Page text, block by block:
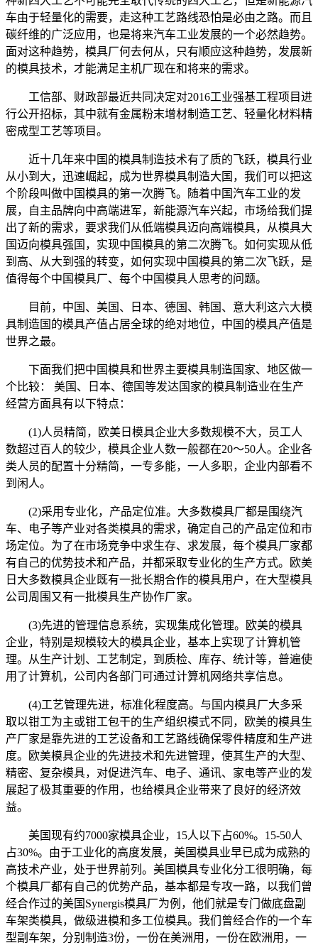
车由于轻量化的需要，走这种工艺路线恐怕是必由之路。而且
碳纤维的广泛应用，也是将来汽车工业发展的一个必然趋势。
面对这种趋势，模具厂何去何从，只有顺应这种趋势，发展新
的模具技术，才能满足主机厂现在和将来的需求。
工信部、财政部最近共同决定对2016工业强基工程项目进
行公开招标，其中就有金属粉末增材制造工艺、轻量化材料精
密成型工艺等项目。
近十几年来中国的模具制造技术有了质的飞跃，模具行业
从小到大，迅速崛起，成为世界模具制造大国，我们可以把这
个阶段叫做中国模具的第一次腾飞。随着中国汽车工业的发
展，自主品牌向中高端进军，新能源汽车兴起，市场给我们提
出了新的需求，要求我们从低端模具迈向高端模具，从模具大
国迈向模具强国，实现中国模具的第二次腾飞。如何实现从低
到高、从大到强的转变，如何实现中国模具的第二次飞跃，是
值得每个中国模具厂、每个中国模具人思考的问题。
目前，中国、美国、日本、德国、韩国、意大利这六大模
具制造国的模具产值占居全球的绝对地位，中国的模具产值是
世界之最。
下面我们把中国模具和世界主要模具制造国家、地区做一
个比较： 美国、日本、德国等发达国家的模具制造业在生产
经营方面具有以下特点：
(1)人员精简，欧美日模具企业大多数规模不大，员工人
数超过百人的较少，模具企业人数一般都在20～50人。企业各
类人员的配置十分精简，一专多能，一人多职，企业内部看不
到闲人。
(2)采用专业化，产品定位准。大多数模具厂都是围绕汽
车、电子等产业对各类模具的需求，确定自己的产品定位和市
场定位。为了在市场竞争中求生存、求发展，每个模具厂家都
有自己的优势技术和产品，并都采取专业化的生产方式。欧美
日大多数模具企业既有一批长期合作的模具用户，在大型模具
公司周围又有一批模具生产协作厂家。
(3)先进的管理信息系统，实现集成化管理。欧美的模具
企业，特别是规模较大的模具企业，基本上实现了计算机管
理。从生产计划、工艺制定，到质检、库存、统计等，普遍使
用了计算机，公司内各部门可通过计算机网络共享信息。
(4)工艺管理先进，标准化程度高。与国内模具厂大多采
取以钳工为主或钳工包干的生产组织模式不同，欧美的模具生
产厂家是靠先进的工艺设备和工艺路线确保零件精度和生产进
度。欧美模具企业的先进技术和先进管理，使其生产的大型、
精密、复杂模具，对促进汽车、电子、通讯、家电等产业的发
展起了极其重要的作用，也给模具企业带来了良好的经济效
益。
美国现有约7000家模具企业，15人以下占60%。15-50人
占30%。由于工业化的高度发展，美国模具业早已成为成熟的
高技术产业，处于世界前列。美国模具专业化分工很明确，每
个模具厂都有自己的优势产品，基本都是专攻一路，以我们曾
经合作过的美国Synergis模具厂为例，他们就是专门做底盘副
车架类模具，做级进模和多工位模具。我们曾经合作的一个车
型副车架，分别制造3份，一份在美洲用，一份在欧洲用，一